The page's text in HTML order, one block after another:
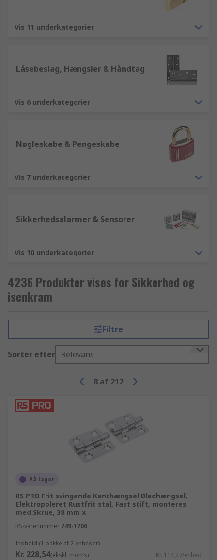
Vis 11 underkategorier
Låsebeslag, Hængsler & Håndtag
Vis 6 underkategorier
Nøgleskabe & Pengeskabe
Vis 7 underkategorier
Sikkerhedsalarmer & Sensorer
Vis 10 underkategorier
4236 Produkter vises for Sikkerhed og
isenkram
Filtre
Sorter efter Relevans
8 af 212
På lager
RS PRO Frit svingende Kanthængsel Bladhængsel,
Elektropoleret Rustfrit stål, Fast stift, monteres
med Skrue, 38 mm x
RS-varenummer 749-1706
Indhold (1 pakke af 2 enheder)
Kr. 228,54(ekskl. moms) Kr. 114,27/enhed